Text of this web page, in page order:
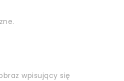
wpisujący się